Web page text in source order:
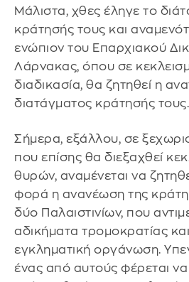
Μάλιστα, χθες έληγε το
κράτησής τους και
ενώπιον του Επαρχιακού
Λάρνακας, όπου σε
διαδικασία, θα ζητηθεί η
διατάγματος κράτησής τους.
Σήμερα, εξάλλου, σε
που επίσης θα διεξαχθεί
θυρών, αναμένεται να
φορά η ανανέωση της
δύο Παλαιστινίων, που
αδικήματα τρομοκρατίας
εγκληματική οργάνωση.
ένας από αυτούς φέρεται